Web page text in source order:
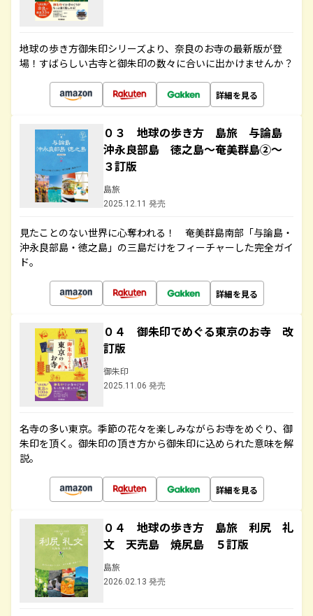
地球の歩き方御朱印シリーズより、奈良のお寺の最新版が登
場！すばらしい古寺と御朱印の数々に合いに出かけませんか？
詳細を見る
０３ 地球の歩き方 島旅 与論島
沖永良部島 徳之島～奄美群島②～
３訂版
島旅
2025.12.11 発売
見たことのない世界に心奪われる！ 奄美群島南部「与論島・
沖永良部島・徳之島」の三島だけをフィーチャーした完全ガイ
ド。
詳細を見る
０４ 御朱印でめぐる東京のお寺 改
訂版
御朱印
2025.11.06 発売
名寺の多い東京。季節の花々を楽しみながらお寺をめぐり、御
朱印を頂く。御朱印の頂き方から御朱印に込められた意味を解
説。
詳細を見る
０４ 地球の歩き方 島旅 利尻 礼
文 天売島 焼尻島 ５訂版
島旅
2026.02.13 発売